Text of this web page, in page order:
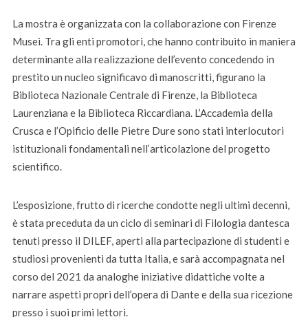
La mostra è organizzata con la collaborazione con Firenze
Musei. Tra gli enti promotori, che hanno contribuito in maniera
determinante alla realizzazione dell’evento concedendo in
prestito un nucleo significavo di manoscritti, figurano la
Biblioteca Nazionale Centrale di Firenze, la Biblioteca
Laurenziana e la Biblioteca Riccardiana. L’Accademia della
Crusca e l’Opificio delle Pietre Dure sono stati interlocutori
istituzionali fondamentali nell’articolazione del progetto
scientifico.
L’esposizione, frutto di ricerche condotte negli ultimi decenni,
è stata preceduta da un ciclo di seminari di Filologia dantesca
tenuti presso il DILEF, aperti alla partecipazione di studenti e
studiosi provenienti da tutta Italia, e sarà accompagnata nel
corso del 2021 da analoghe iniziative didattiche volte a
narrare aspetti propri dell’opera di Dante e della sua ricezione
presso i suoi primi lettori.